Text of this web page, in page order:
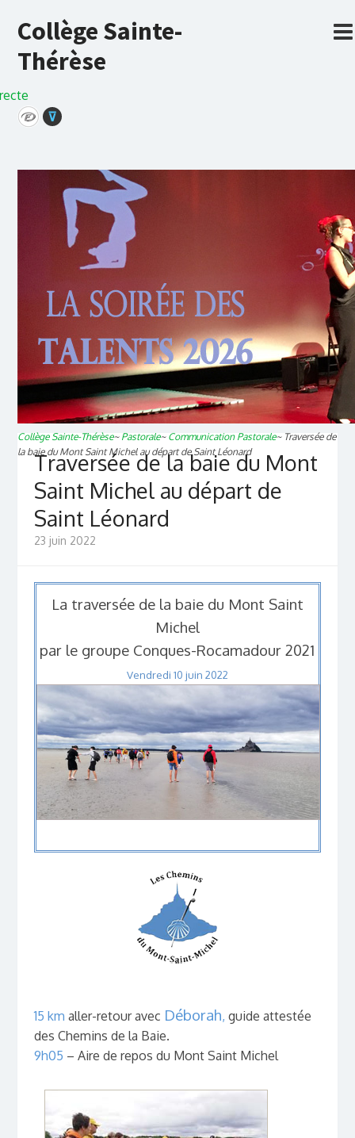
Collège Sainte-
Thérèse
⊽
Collège Sainte-Thérèse~ Pastorale~ Communication Pastorale~ Traversée de
la baie du Mont Saint Michel au départ de Saint Léonard
Traversée de la baie du Mont
Saint Michel au départ de
Saint Léonard
23 juin 2022
La traversée de la baie du Mont Saint
Michel
par le groupe Conques-Rocamadour 2021
Vendredi 10 juin 2022
15 km aller-retour avec Déborah, guide attestée
des Chemins de la Baie.
9h05 – Aire de repos du Mont Saint Michel